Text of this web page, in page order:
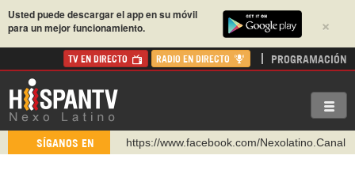
×
Usted puede descargar el app en su móvil
para un mejor funcionamiento.
TV EN DIRECTO RADIO EN DIRECTO PROGRAMACIÓN
SÍGANOS EN
https://www.facebook.com/Nexolatino.Canal